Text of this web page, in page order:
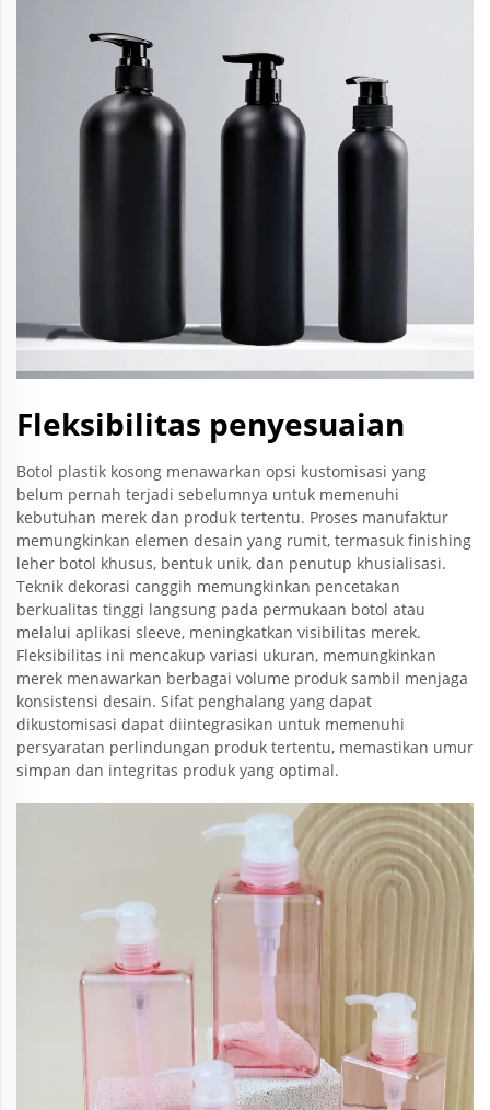
Fleksibilitas penyesuaian
Botol plastik kosong menawarkan opsi kustomisasi yang
belum pernah terjadi sebelumnya untuk memenuhi
kebutuhan merek dan produk tertentu. Proses manufaktur
memungkinkan elemen desain yang rumit, termasuk finishing
leher botol khusus, bentuk unik, dan penutup khusialisasi.
Teknik dekorasi canggih memungkinkan pencetakan
berkualitas tinggi langsung pada permukaan botol atau
melalui aplikasi sleeve, meningkatkan visibilitas merek.
Fleksibilitas ini mencakup variasi ukuran, memungkinkan
merek menawarkan berbagai volume produk sambil menjaga
konsistensi desain. Sifat penghalang yang dapat
dikustomisasi dapat diintegrasikan untuk memenuhi
persyaratan perlindungan produk tertentu, memastikan umur
simpan dan integritas produk yang optimal.